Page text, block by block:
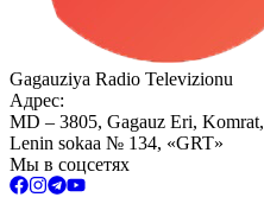
Gagauziya Radio Televizionu
Адрес:
MD – 3805, Gagauz Eri, Komrat,
Lenin sokaa № 134, «GRT»
Мы в соцсетях